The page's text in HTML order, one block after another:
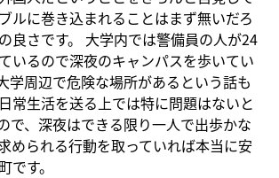
ルに巻き込まれることはまず無いだろ
良さです。 大学内では警備員の人が24
いるので深夜のキャンパスを歩いてい
学周辺で危険な場所があるという話も
常生活を送る上では特に問題はないと
で、深夜はできる限り一人で出歩かな
められる行動を取っていれば本当に安
です。